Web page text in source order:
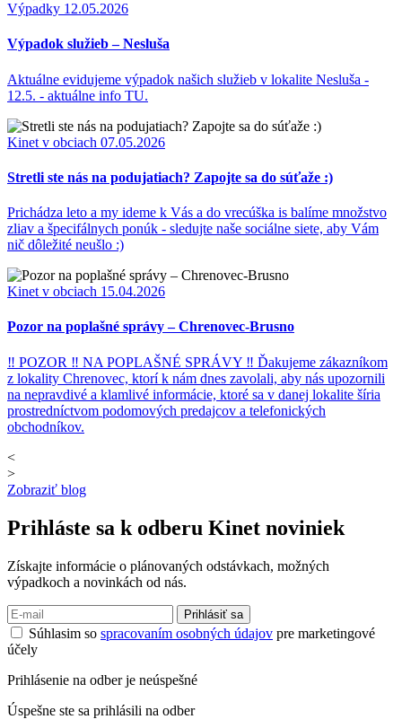
Výpadky 12.05.2026
Výpadok služieb – Nesluša
Aktuálne evidujeme výpadok našich služieb v lokalite Nesluša -
12.5. - aktuálne info TU.
Kinet v obciach 07.05.2026
Stretli ste nás na podujatiach? Zapojte sa do súťaže :)
Prichádza leto a my ideme k Vás a do vrecúška is balíme množstvo
zliav a špecifálnych ponúk - sledujte naše sociálne siete, aby Vám
nič dôležité neušlo :)
Kinet v obciach 15.04.2026
Pozor na poplašné správy – Chrenovec-Brusno
‼ POZOR ‼ NA POPLAŠNÉ SPRÁVY ‼ Ďakujeme zákazníkom
z lokality Chrenovec, ktorí k nám dnes zavolali, aby nás upozornili
na nepravdivé a klamlivé informácie, ktoré sa v danej lokalite šíria
prostredníctvom podomových predajcov a telefonických
obchodníkov.
<
>
Zobraziť blog
Prihláste sa k odberu Kinet noviniek
Získajte informácie o plánovaných odstávkach, možných
výpadkoch a novinkách od nás.
Prihlásiť sa
Súhlasim so spracovaním osobných údajov pre marketingové
účely
Prihlásenie na odber je neúspešné
Úspešne ste sa prihlásili na odber